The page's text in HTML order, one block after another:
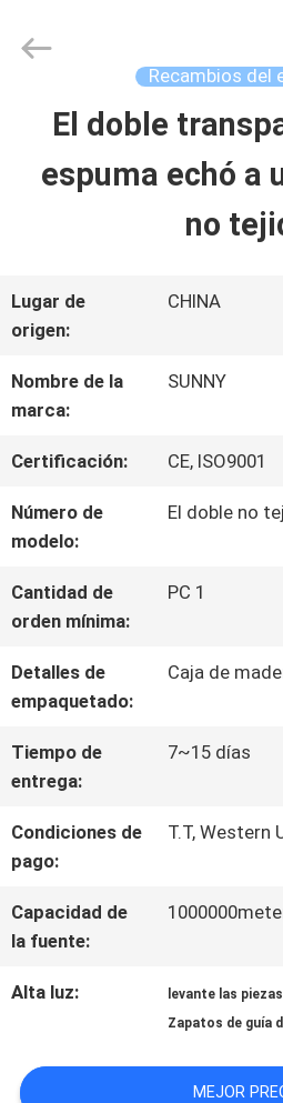
HOGAR
VÍDEOS
SOBRE
NOSOTROS
VIAJE
DE
LA
FÁBRICA
CONTROL
DE
CALIDAD
ÉNTRENOS
CON
SHANGHAI
Recambios del
El doble
espuma echó a
no
Lugar de
origen:
CHINA
Nombre de la
marca:
SUNNY
Certificación: CE, ISO9001
Número de
modelo:
El doble no
Cantidad de
orden mínima:
PC 1
Detalles de
empaquetado:
Caja de
Tiempo de
entrega:
7~15 días
Condiciones de
pago:
T.T, Western
Capacidad de
la fuente:
Alta luz: levante las
Zapatos de guía
MEJOR